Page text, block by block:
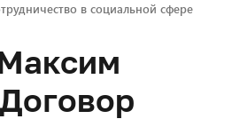
в социальной сфере